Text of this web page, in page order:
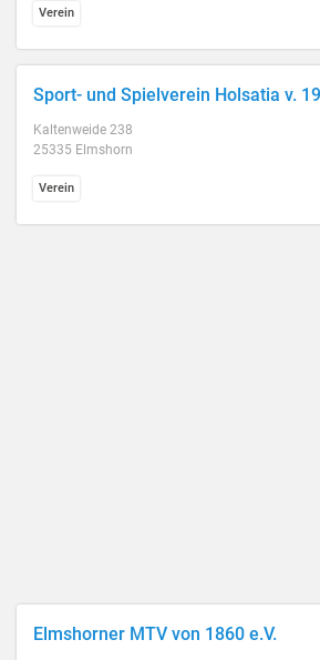
Verein
Sport- und Spielverein Holsatia v.
Kaltenweide 238
25335 Elmshorn
Verein
Elmshorner MTV von 1860 e.V.